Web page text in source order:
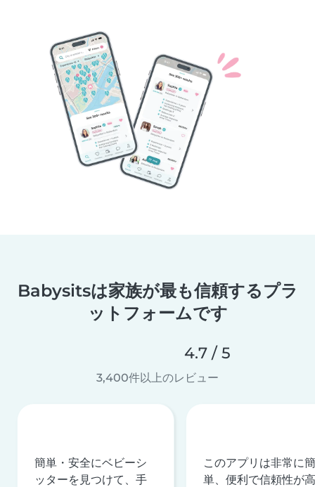
Babysitsは家族が最も信頼するプラ
ットフォームです
4.7 / 5
3,400件以上のレビュー
簡単・安全にベビーシ
ッターを見つけて、手
このアプリは非常に簡
単、便利で信頼性が高